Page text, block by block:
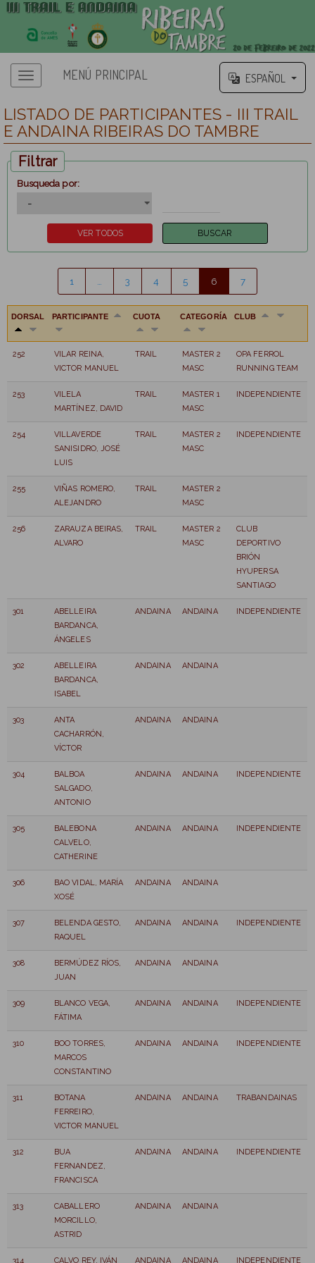
MENÚ PRINCIPAL ESPAÑOL
LISTADO DE PARTICIPANTES - III TRAIL
E ANDAINA RIBEIRAS DO TAMBRE
Filtrar
Busqueda por:
1 3 4 5 6 7
DORSAL PARTICIPANTE CUOTA CATEGORÍA CLUB
252
VILAR REINA,
VICTOR MANUEL
TRAIL
MASTER 2
MASC
OPA FERROL
RUNNING TEAM
253
VILELA
MARTÍNEZ, DAVID
TRAIL
MASTER 1
MASC
INDEPENDIENTE
254
VILLAVERDE
SANISIDRO, JOSÉ
LUIS
TRAIL
MASTER 2
MASC
INDEPENDIENTE
255
VIÑAS ROMERO,
ALEJANDRO
TRAIL
MASTER 2
MASC
256
ZARAUZA BEIRAS,
ALVARO
TRAIL
MASTER 2
MASC
CLUB
DEPORTIVO
BRIÓN
HYUPERSA
SANTIAGO
301
ABELLEIRA
BARDANCA,
ÁNGELES
ANDAINA ANDAINA INDEPENDIENTE
302
ABELLEIRA
BARDANCA,
ISABEL
ANDAINA ANDAINA
303
ANTA
CACHARRÓN,
VÍCTOR
ANDAINA ANDAINA
304
BALBOA
SALGADO,
ANTONIO
ANDAINA ANDAINA INDEPENDIENTE
305
BALEBONA
CALVELO,
CATHERINE
ANDAINA ANDAINA INDEPENDIENTE
306
BAO VIDAL, MARÍA
XOSÉ
ANDAINA ANDAINA
307
BELENDA GESTO,
RAQUEL
ANDAINA ANDAINA INDEPENDIENTE
308
BERMÚDEZ RÍOS,
JUAN
ANDAINA ANDAINA
309
BLANCO VEGA,
FÁTIMA
ANDAINA ANDAINA INDEPENDIENTE
310
BOO TORRES,
MARCOS
CONSTANTINO
ANDAINA ANDAINA INDEPENDIENTE
311
BOTANA
FERREIRO,
VICTOR MANUEL
ANDAINA ANDAINA TRABANDAINAS
312
BUA
FERNANDEZ,
FRANCISCA
ANDAINA ANDAINA INDEPENDIENTE
313
CABALLERO
MORCILLO,
ASTRID
ANDAINA ANDAINA
314 CALVO REY, IVÁN ANDAINA ANDAINA INDEPENDIENTE